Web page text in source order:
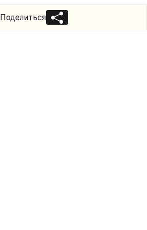
Поделиться